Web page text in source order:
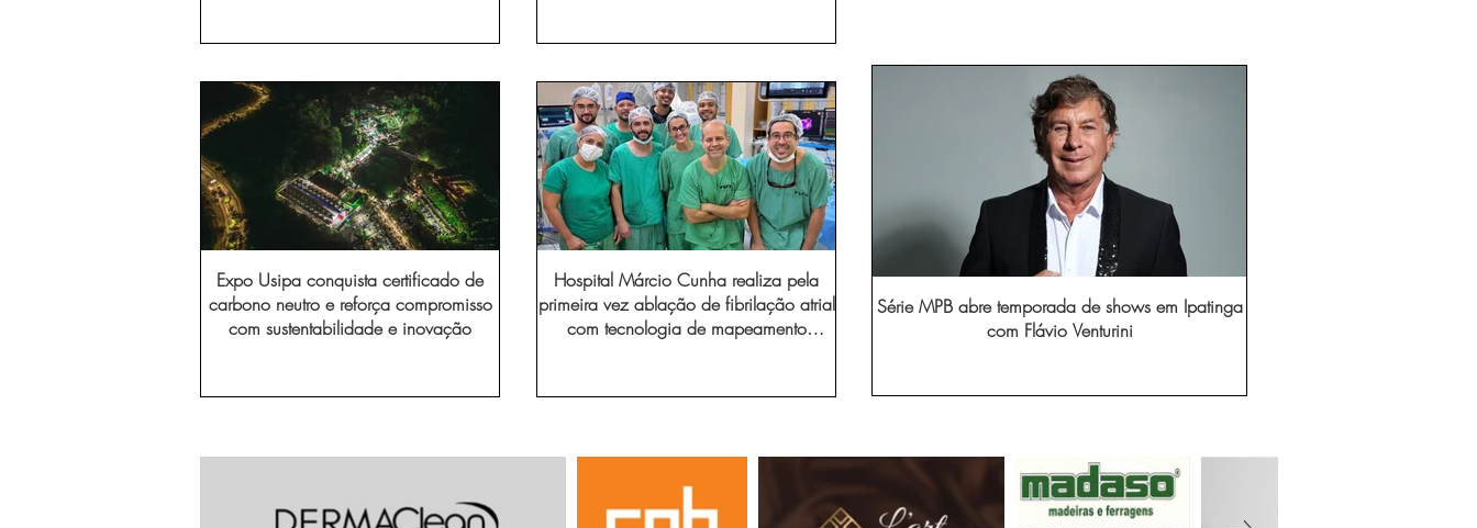
Expo Usipa conquista certificado de
carbono neutro e reforça compromisso
com sustentabilidade e inovação
Hospital Márcio Cunha realiza pela
primeira vez ablação de fibrilação atrial
com tecnologia de mapeamento
Série MPB abre temporada de shows em Ipatinga
com Flávio Venturini